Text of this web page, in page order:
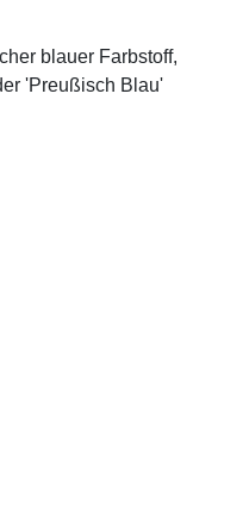
blauer Farbstoff,
'Preußisch Blau'